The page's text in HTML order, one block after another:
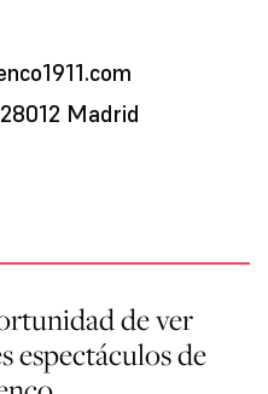
Madrid
de ver
espectáculos de